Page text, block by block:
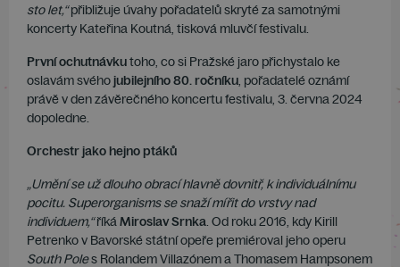
sto let,“přibližuje úvahy pořadatelů skryté za samotnými
koncerty Kateřina Koutná, tisková mluvčí festivalu.
První ochutnávkutoho, co si Pražské jaro přichystalo ke
oslavám svéhojubilejního 80. ročníku, pořadatelé oznámí
právě v den závěrečného koncertu festivalu, 3. června 2024
dopoledne.
Orchestr jako hejno ptáků
„Umění se už dlouho obrací hlavně dovnitř, k individuálnímu
pocitu. Superorganisms se snaží mířit do vrstvy nad
individuem,“říkáMiroslav Srnka. Od roku 2016, kdy Kirill
Petrenko v Bavorské státní opeře premiéroval jeho operu
South Poles Rolandem Villazónem a Thomasem Hampsonem